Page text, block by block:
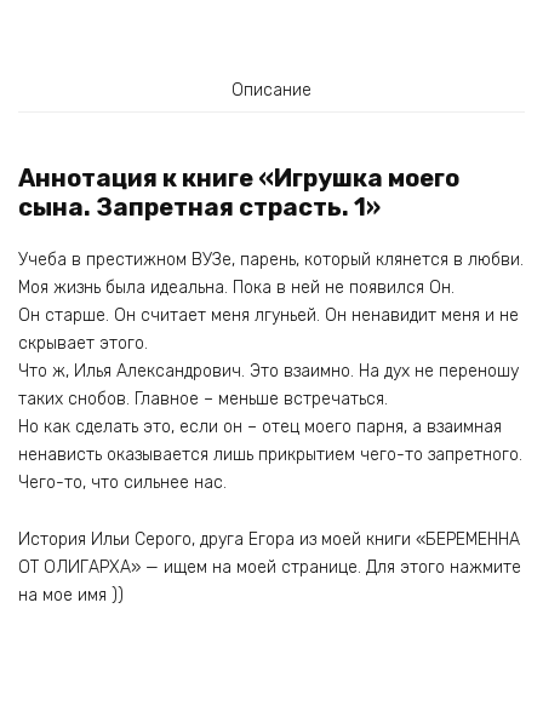
Описание
Аннотация к книге «Игрушка моего
сына. Запретная страсть. 1»
Учеба в престижном ВУЗе, парень, который клянется в любви.
Моя жизнь была идеальна. Пока в ней не появился Он.
Он старше. Он считает меня лгуньей. Он ненавидит меня и не
скрывает этого.
Что ж, Илья Александрович. Это взаимно. На дух не переношу
таких снобов. Главное – меньше встречаться.
Но как сделать это, если он – отец моего парня, а взаимная
ненависть оказывается лишь прикрытием чего-то запретного.
Чего-то, что сильнее нас.
История Ильи Серого, друга Егора из моей книги «БЕРЕМЕННА
ОТ ОЛИГАРХА» — ищем на моей странице. Для этого нажмите
на мое имя ))